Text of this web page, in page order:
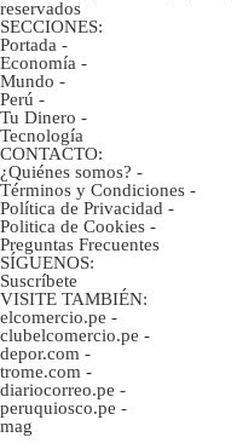
reservados
SECCIONES:
Portada -
Economía -
Mundo -
Perú -
Tu Dinero -
Tecnología
CONTACTO:
¿Quiénes somos? -
Términos y Condiciones -
Política de Privacidad -
Politica de Cookies -
Preguntas Frecuentes
SÍGUENOS:
Suscríbete
VISITE TAMBIÉN:
elcomercio.pe -
clubelcomercio.pe -
depor.com -
trome.com -
diariocorreo.pe -
peruquiosco.pe -
mag